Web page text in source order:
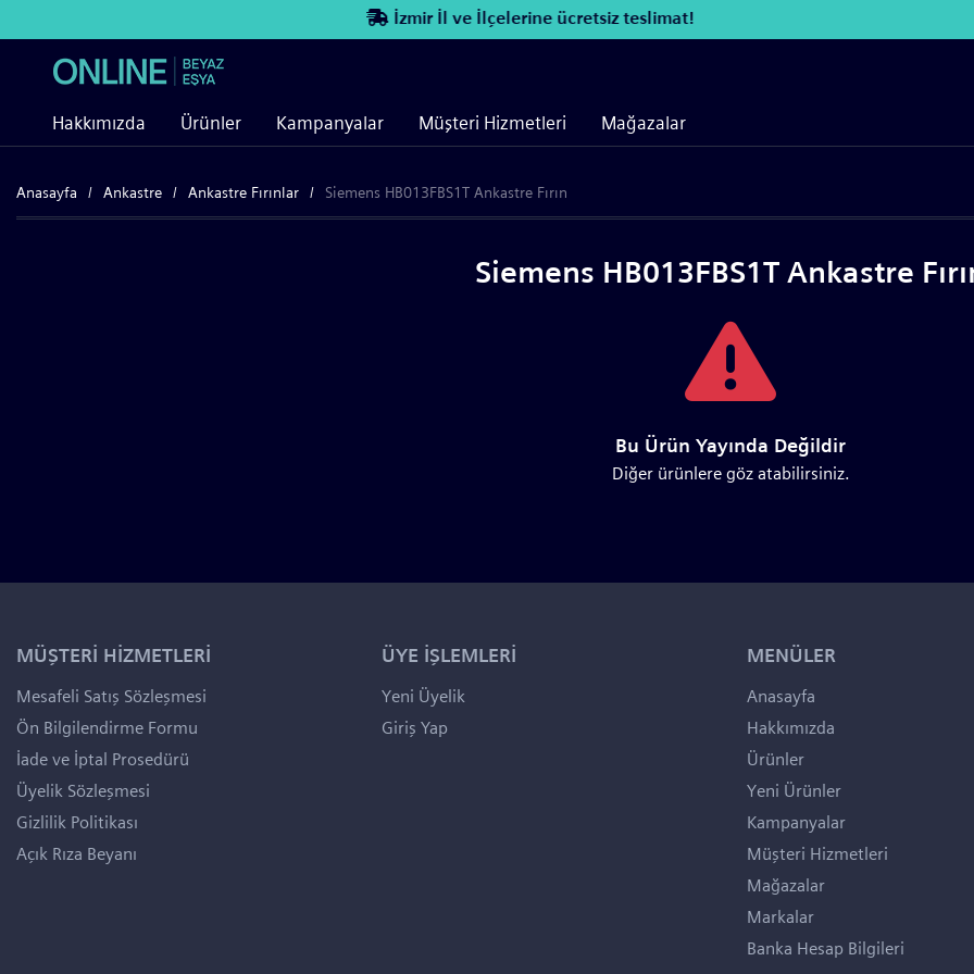
İzmir İl ve İlçelerine ücretsiz teslimat!
Hakkımızda Ürünler Kampanyalar Müşteri Hizmetleri Mağazalar
Anasayfa Ankastre Ankastre Fırınlar Siemens HB013FBS1T Ankastre Fırın
Siemens HB013FBS1T Ankastre
Bu Ürün Yayında Değildir
Diğer ürünlere göz atabilirsiniz.
MÜŞTERİ HİZMETLERİ
Mesafeli Satış Sözleşmesi
Ön Bilgilendirme Formu
İade ve İptal Prosedürü
Üyelik Sözleşmesi
Gizlilik Politikası
Açık Rıza Beyanı
ÜYE İŞLEMLERİ
Yeni Üyelik
Giriş Yap
MENÜLER
Anasayfa
Hakkımızda
Ürünler
Yeni Ürünler
Kampanyalar
Müşteri Hizmetleri
Mağazalar
Markalar
Banka Hesap Bilgileri